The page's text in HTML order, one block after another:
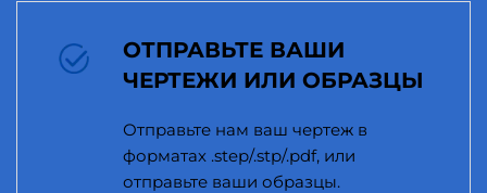
ОТПРАВЬТЕ ВАШИ
ЧЕРТЕЖИ ИЛИ ОБРАЗЦЫ
Отправьте нам ваш чертеж в
форматах .step/.stp/.pdf, или
отправьте ваши образцы.